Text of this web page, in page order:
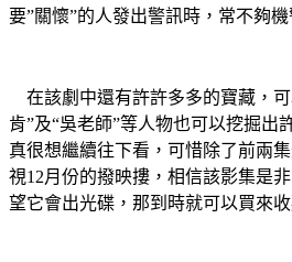
要”關懷”的人發出警訊時，常不夠機
在該劇中還有許許多多的寶藏，
肯”及“吳老師”等人物也可以挖掘出
真很想繼續往下看，可惜除了前兩
視12月份的撥映摟，相信該影集是
望它會出光碟，那到時就可以買來收